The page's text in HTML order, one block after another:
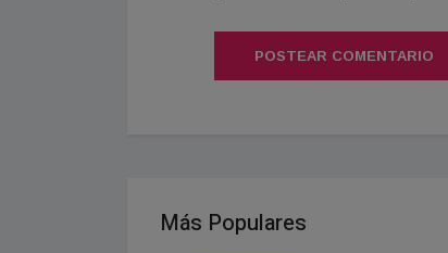
POSTEAR COMENTARIO
Más Populares